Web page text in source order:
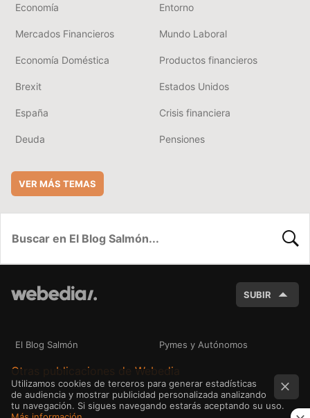
Economía Entorno
Mercados Financieros Mundo Laboral
Economía Doméstica Productos financieros
Brexit Estados Unidos
España Crisis financiera
Deuda Pensiones
VER MÁS TEMAS
SUBIR
El Blog Salmón Pymes y Autónomos
Otras publicaciones de Webedia
Utilizamos cookies de terceros para generar estadísticas
de audiencia y mostrar publicidad personalizada analizando
tu navegación. Si sigues navegando estarás aceptando su uso.